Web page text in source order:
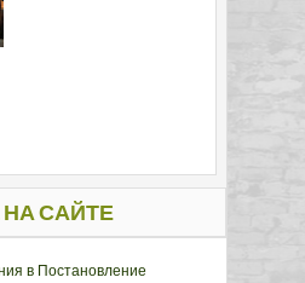
САЙТЕ
в Постановление